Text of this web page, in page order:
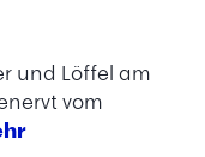
und Löffel am
vom